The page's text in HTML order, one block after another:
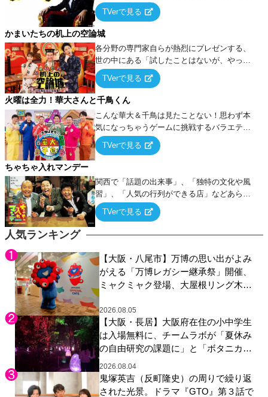
人気ランキング
【大阪・八尾市】万博の思い出がよみ
がえる「万博レガシー継承祭」開催、
ミャクミャク登場、大屋根リング木材
展示も
2026.08.05
【大阪・長居】大阪府在住の小中学生
は入場無料に、チームラボが「夏休み
の自由研究の課題に」と「ボタニカル
ガーデン 大阪」へ招待
2026.08.04
鬼塚英吉（反町隆史）の周りで繰り返
された光景。ドラマ『GTO』第３話で
ーム』をベースに、大喜利・ギャグ・モノボ
ケ・歌…など様々なお題で芸人がショートネ
タを競い合う！
TVerで見る
かまいたちの机上の空論城
各分野の専門家自らが熱烈にプレゼンする、
世の中にある「試したことはないが、やって
みたらこうなる！…ハズ」という“机上の空
論”に若手芸人らがカラダを張って挑む！
TVerで見る
火曜は全力！華大さんと千鳥くん
こんな華大＆千鳥は見たことない！思わず本
気になっちゃうゲームに挑戦するバラエティ
ー！
TVerで見る
ちゃちゃ入れマンデー
関西で「話題の出来事」、「独特の文化や風
習」、「人気の行列ができる店」などあらゆ
るテーマについて好き放題にちゃちゃを入れ
ていく関西色を前面に押し出したトークバラ
TVerで見る